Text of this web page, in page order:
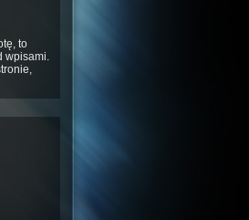
to
wpisami.